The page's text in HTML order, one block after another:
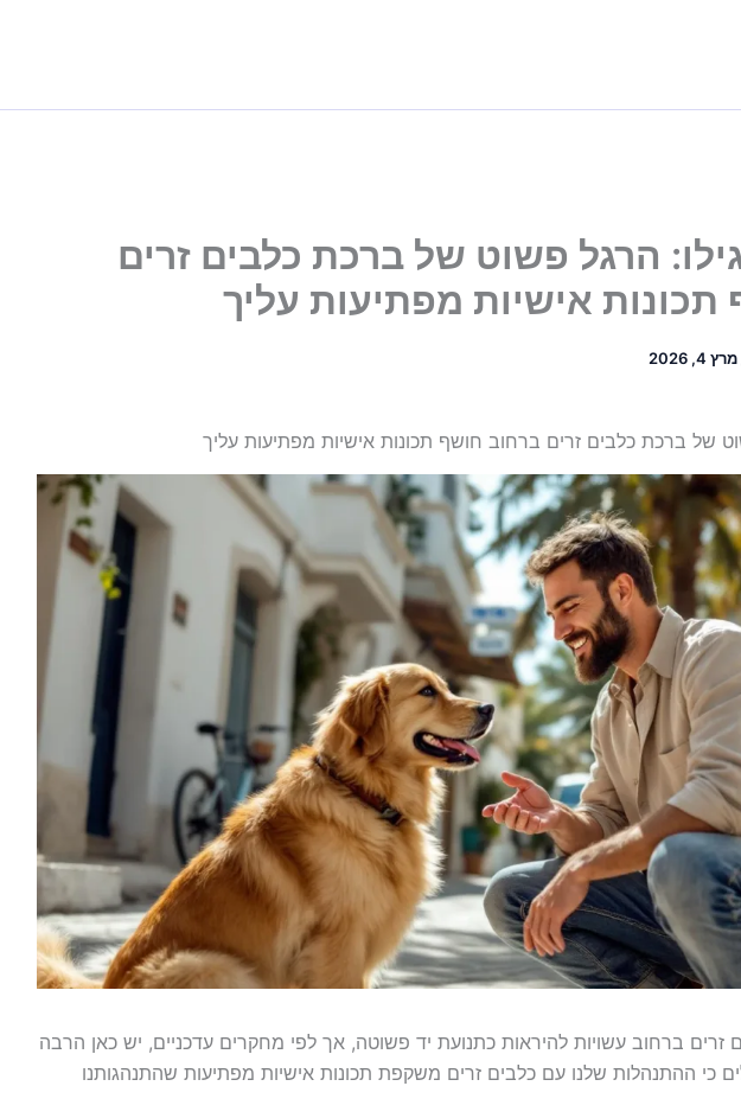
גילו: הרגל פשוט של ברכת כלבים זרים
אישיות מפתיעות עליך
מרץ 4, 2026
של ברכת כלבים זרים ברחוב חושף תכונות אישיות מפתיעות עליך
זרים ברחוב עשויות להיראות כתנועת יד פשוטה, אך לפי מחקרים עדכניים, יש כאן הרבה
כי ההתנהלות שלנו עם כלבים זרים משקפת תכונות אישיות מפתיעות שהתנהגותנו